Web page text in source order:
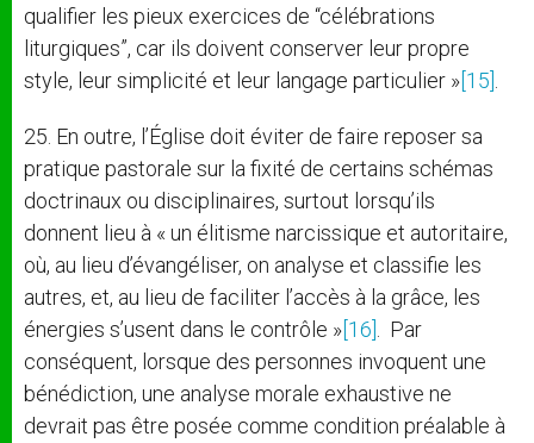
qualifier les pieux exercices de “célébrations
liturgiques”, car ils doivent conserver leur propre
style, leur simplicité et leur langage particulier » [15]
25. En outre, l’Église doit éviter de faire reposer sa
pratique pastorale sur la fixité de certains schémas
doctrinaux ou disciplinaires, surtout lorsqu’ils
donnent lieu à « un élitisme narcissique et autoritaire,
où, au lieu d’évangéliser, on analyse et classifie les
autres, et, au lieu de faciliter l’accès à la grâce, les
énergies s’usent dans le contrôle » [16]
. Par
conséquent, lorsque des personnes invoquent une
bénédiction, une analyse morale exhaustive ne
devrait pas être posée comme condition préalable à